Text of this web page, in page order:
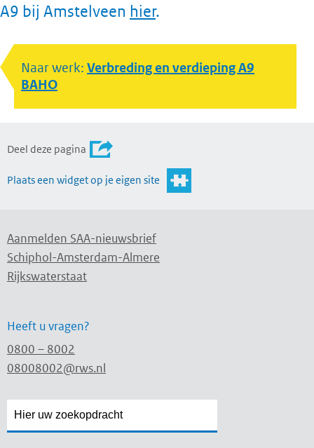
A9 bij Amstelveen hier.
Naar werk: Verbreding en verdieping A9
BAHO
Deel deze pagina
Plaats een widget op je eigen site
Aanmelden SAA-nieuwsbrief
Schiphol-Amsterdam-Almere
Rijkswaterstaat
Heeft u vragen?
0800 – 8002
08008002@rws.nl